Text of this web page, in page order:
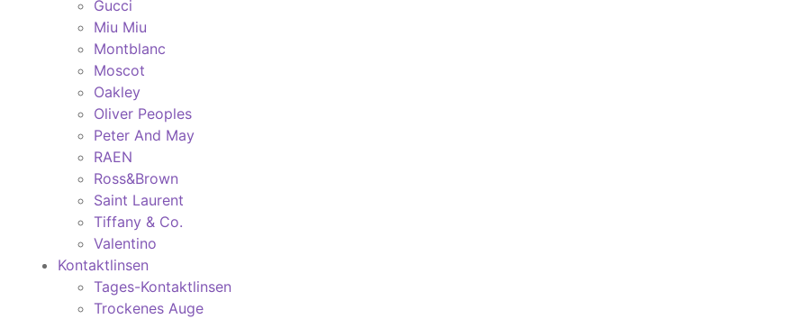
Gucci
Miu Miu
Montblanc
Moscot
Oakley
Oliver Peoples
Peter And May
RAEN
Ross&Brown
Saint Laurent
Tiffany & Co.
Valentino
Kontaktlinsen
Tages-Kontaktlinsen
Trockenes Auge